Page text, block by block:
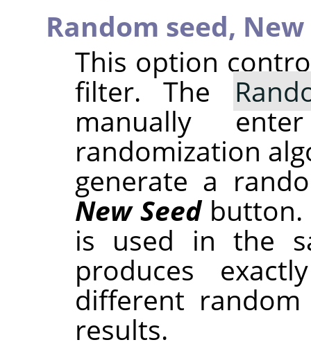
Random seed, New
This option
filter. The
manually
randomization
generate a
New Seedbutton.
is used in the
produces
different
results.